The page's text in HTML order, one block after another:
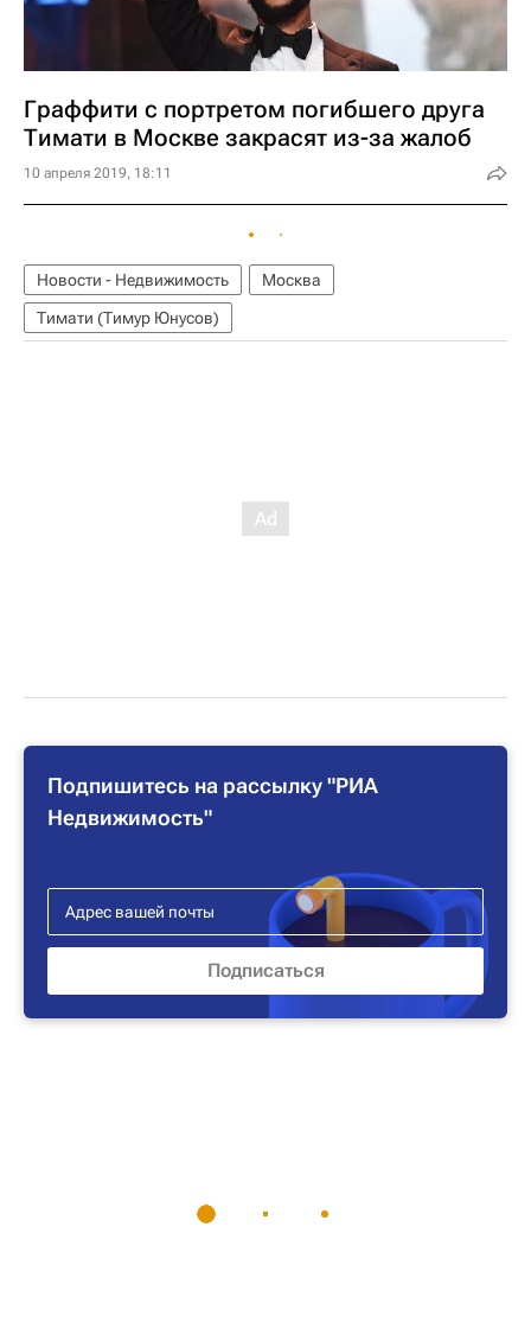
Граффити с портретом погибшего друга
Тимати в Москве закрасят из-за жалоб
10 апреля 2019, 18:11
Новости - Недвижимость
Москва
Тимати (Тимур Юнусов)
Подпишитесь на рассылку "РИА
Недвижимость"